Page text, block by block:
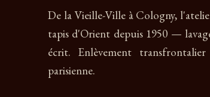
De la Vieille-Ville à Cologny,
tapis d'Orient depuis 1950 —
écrit. Enlèvement
parisienne.